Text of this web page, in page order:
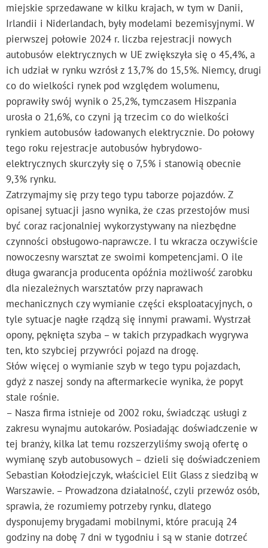
miejskie sprzedawane w kilku krajach, w tym w Danii,
Irlandii i Niderlandach, były modelami bezemisyjnymi. W
pierwszej połowie 2024 r. liczba rejestracji nowych
autobusów elektrycznych w UE zwiększyła się o 45,4%, a
ich udział w rynku wzrósł z 13,7% do 15,5%. Niemcy, drugi
co do wielkości rynek pod względem wolumenu,
poprawiły swój wynik o 25,2%, tymczasem Hiszpania
urosła o 21,6%, co czyni ją trzecim co do wielkości
rynkiem autobusów ładowanych elektrycznie. Do połowy
tego roku rejestracje autobusów hybrydowo-
elektrycznych skurczyły się o 7,5% i stanowią obecnie
9,3% rynku.
Zatrzymajmy się przy tego typu taborze pojazdów. Z
opisanej sytuacji jasno wynika, że czas przestojów musi
być coraz racjonalniej wykorzystywany na niezbędne
czynności obsługowo-naprawcze. I tu wkracza oczywiście
nowoczesny warsztat ze swoimi kompetencjami. O ile
długa gwarancja producenta opóźnia możliwość zarobku
dla niezależnych warsztatów przy naprawach
mechanicznych czy wymianie części eksploatacyjnych, o
tyle sytuacje nagłe rządzą się innymi prawami. Wystrzał
opony, pęknięta szyba – w takich przypadkach wygrywa
ten, kto szybciej przywróci pojazd na drogę.
Słów więcej o wymianie szyb w tego typu pojazdach,
gdyż z naszej sondy na aftermarkecie wynika, że popyt
stale rośnie.
– Nasza firma istnieje od 2002 roku, świadcząc usługi z
zakresu wynajmu autokarów. Posiadając doświadczenie w
tej branży, kilka lat temu rozszerzyliśmy swoją ofertę o
wymianę szyb autobusowych – dzieli się doświadczeniem
Sebastian Kołodziejczyk, właściciel Elit Glass z siedzibą w
Warszawie. – Prowadzona działalność, czyli przewóz osób,
sprawia, że rozumiemy potrzeby rynku, dlatego
dysponujemy brygadami mobilnymi, które pracują 24
godziny na dobę 7 dni w tygodniu i są w stanie dotrzeć